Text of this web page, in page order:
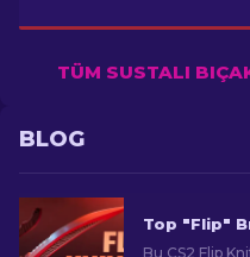
TÜM SUSTALI
BLOG
Bu CS2 Flip